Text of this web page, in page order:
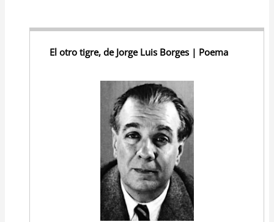
El otro tigre, de Jorge Luis Borges | Poema